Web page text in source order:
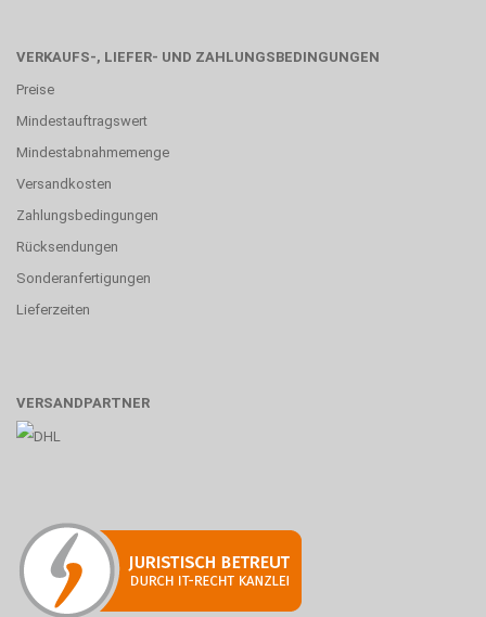
VERKAUFS-, LIEFER- UND ZAHLUNGSBEDINGUNGEN
Preise
Mindestauftragswert
Mindestabnahmemenge
Versandkosten
Zahlungsbedingungen
Rücksendungen
Sonderanfertigungen
Lieferzeiten
VERSANDPARTNER